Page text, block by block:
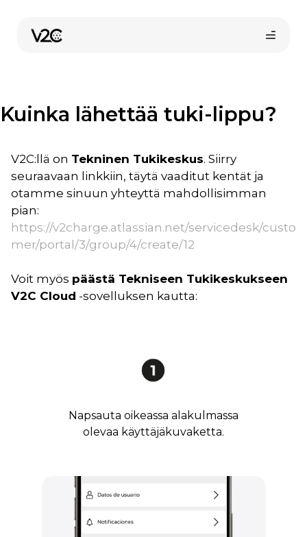
Osta verkossa
Kuinka lähettää tuki-lippu?
V2C:llä on Tekninen Tukikeskus. Siirry
seuraavaan linkkiin, täytä vaaditut kentät ja
otamme sinuun yhteyttä mahdollisimman
pian:
https://v2charge.atlassian.net/servicedesk/custo
mer/portal/3/group/4/create/12
Voit myös päästä Tekniseen Tukikeskukseen
V2C Cloud -sovelluksen kautta:
Napsauta oikeassa alakulmassa
olevaa käyttäjäkuvaketta.